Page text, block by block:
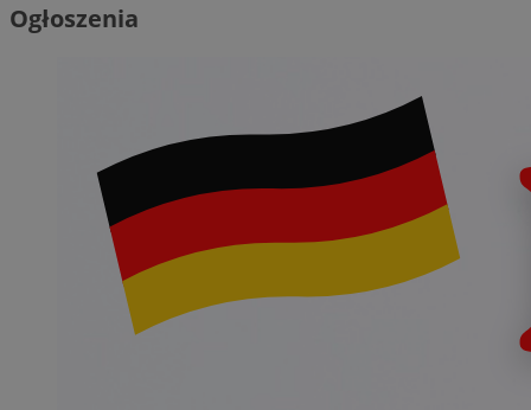
Ogłoszenia